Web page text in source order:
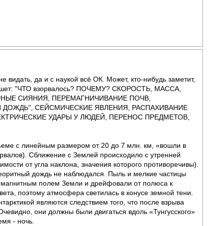
видать, да и с наукой всё ОК. Может, кто-нибудь заметит,
пишет: "ЧТО взорвалось? ПОЧЕМУ? СКОРОСТЬ, МАССА,
СИЯНИЯ, ПЕРЕМАГНИЧИВАНИЕ ПОЧВ,
СЕЙСМИЧЕСКИЕ ЯВЛЕНИЯ, РАСПАХИВАНИЕ
УДАРЫ У ЛЮДЕЙ, ПЕРЕНОС ПРЕДМЕТОВ,
с линейным размером от 20 до 7 млн. км, «вошли в
Сближение с Землей происходило с утренней
от угла наклона, значения которого противоречивы).
дождь не наблюдался. Пыль и мелкие частицы
магнитным полем Земли и дрейфовали от полюса к
поэтому атмосфера светилась в конусе земной тени.
являются следствием того, что после взрыва
они должны были двигаться вдоль «Тунгусского»
- ночь.